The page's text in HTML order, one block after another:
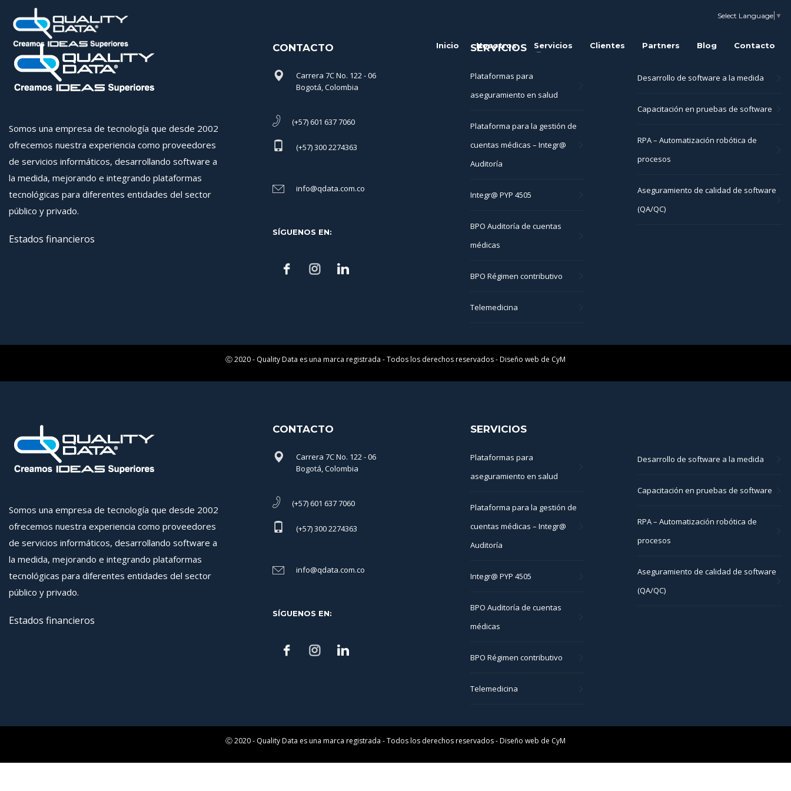
Select Language ▼
Inicio Nosotros Servicios Clientes Partners Blog Contacto
Somos una empresa de tecnología que desde 2002
ofrecemos nuestra experiencia como proveedores
de servicios informáticos, desarrollando software a
la medida, mejorando e integrando plataformas
tecnológicas para diferentes entidades del sector
público y privado.
Estados financieros
CONTACTO
Carrera 7C No. 122 - 06
Bogotá, Colombia
(+57) 601 637 7060
(+57) 300 2274363
info@qdata.com.co
SÍGUENOS EN:
SERVICIOS
Plataformas para
aseguramiento en salud
Plataforma para la gestión de
cuentas médicas – Integr@
Auditoría
Integr@ PYP 4505
BPO Auditoría de cuentas
médicas
BPO Régimen contributivo
Telemedicina
Desarrollo de software a la medida
Capacitación en pruebas de software
RPA – Automatización robótica de
procesos
Aseguramiento de calidad de software
(QA/QC)
Ⓒ 2020 - Quality Data es una marca registrada - Todos los derechos reservados - Diseño web de CyM
Somos una empresa de tecnología que desde 2002
ofrecemos nuestra experiencia como proveedores
de servicios informáticos, desarrollando software a
la medida, mejorando e integrando plataformas
tecnológicas para diferentes entidades del sector
público y privado.
Estados financieros
CONTACTO
Carrera 7C No. 122 - 06
Bogotá, Colombia
(+57) 601 637 7060
(+57) 300 2274363
info@qdata.com.co
SÍGUENOS EN:
SERVICIOS
Plataformas para
aseguramiento en salud
Plataforma para la gestión de
cuentas médicas – Integr@
Auditoría
Integr@ PYP 4505
BPO Auditoría de cuentas
médicas
BPO Régimen contributivo
Telemedicina
Desarrollo de software a la medida
Capacitación en pruebas de software
RPA – Automatización robótica de
procesos
Aseguramiento de calidad de software
(QA/QC)
Ⓒ 2020 - Quality Data es una marca registrada - Todos los derechos reservados - Diseño web de CyM